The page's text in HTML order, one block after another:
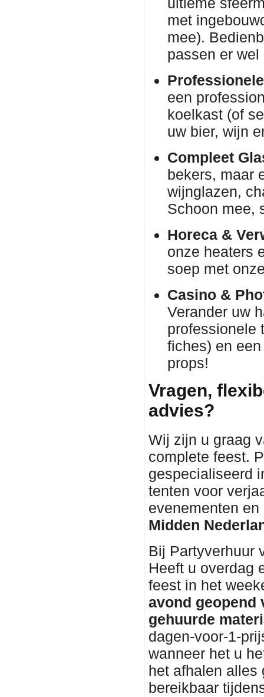
met
mee).
passen er
een
koelkast (of
uw bier, wijn
Compleet
bekers, maar
wijnglazen,
Schoon mee,
Horeca &
onze heaters
soep met
Casino &
Verander uw
professionele
fiches) en
props!
Vragen,
advies?
Wij zijn u graag
complete feest.
gespecialiseerd
tenten voor
evenementen
Midden
Bij Partyverhuur
Heeft u overdag
feest in het
avond geopend
gehuurde
dagen-voor-1-
wanneer het u
het afhalen alles
bereikbaar